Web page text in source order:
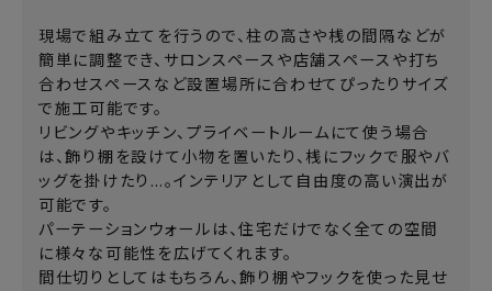
現場で組み立てを行うので、柱の高さや桟の間隔などが
簡単に調整でき、サロンスペースや店舗スペースや打ち
合わせスペースなど設置場所に合わせてぴったりサイズ
で施工可能です。
リビングやキッチン、プライベートルームにて使う場合
は、飾り棚を設けて小物を置いたり、桟にフックで服やバ
ッグを掛けたり…。インテリアとして自由度の高い演出が
可能です。
パーテーションウォールは、住宅だけでなく全ての空間
に様々な可能性を広げてくれます。
間仕切りとしてはもちろん、飾り棚やフックを使った見せ